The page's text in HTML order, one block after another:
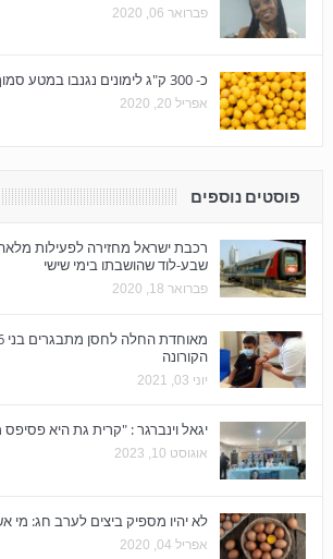
פברואר 06, 2020
כ- 300 ק"ג לימונים נגנבו במטע סמוך לקריית גת
אפריל 20, 2020
פוסטים נוספים
רכבת ישראל מחזירה לפעילות
שבע-לוד שהושבתו בימי שישי
פברואר 18, 2020
הקורונה
יוני 03, 2021
יגאל וינברגר : "קרית גת היא
אוגוסט 10, 2023
לא יהיו מספיק ביצים לערב חג: מי
אפריל 04, 2020